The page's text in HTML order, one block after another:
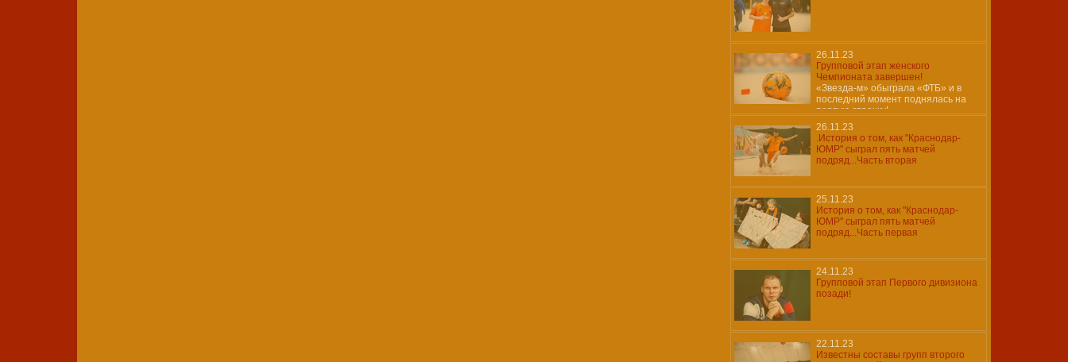
26.11.23
Групповой этап женского
Чемпионата завершен!
«Звезда-м» обыграла «ФТБ» и в
последний момент поднялась на
первую строчку!
26.11.23
.История о том, как "Краснодар-
ЮМР" сыграл пять матчей
подряд...Часть вторая
25.11.23
История о том, как "Краснодар-
ЮМР" сыграл пять матчей
подряд...Часть первая
24.11.23
Групповой этап Первого дивизиона
позади!
22.11.23
Известны составы групп второго